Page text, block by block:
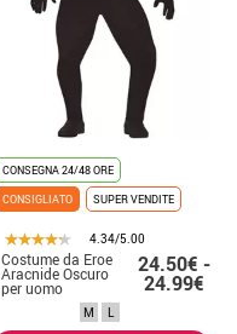
CONSEGNA 24/48 ORE
CONSIGLIATO
SUPER VENDITE
4.34/5.00
Costume da Eroe
Aracnide Oscuro
per uomo
24.50€ -
24.99€
M L